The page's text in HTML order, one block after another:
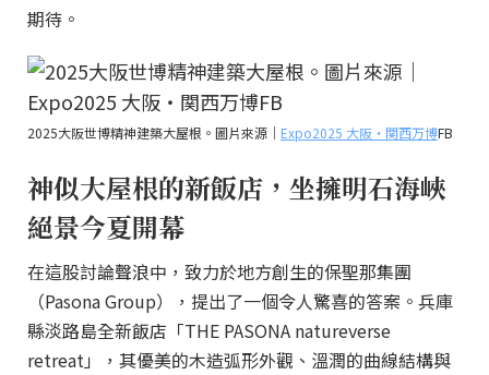
期待。
2025大阪世博精神建築大屋根。圖片來源｜ Expo2025 大阪・関西万博FB
神似大屋根的新飯店，坐擁明石海峽
絕景今夏開幕
在這股討論聲浪中，致力於地方創生的保聖那集團
（Pasona Group），提出了一個令人驚喜的答案。兵庫
縣淡路島全新飯店「THE PASONA natureverse
retreat」，其優美的木造弧形外觀、溫潤的曲線結構與